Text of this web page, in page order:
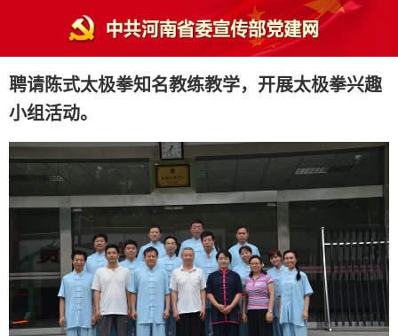
聘请陈式太极拳知名教练教学，开展太极拳兴趣
小组活动。